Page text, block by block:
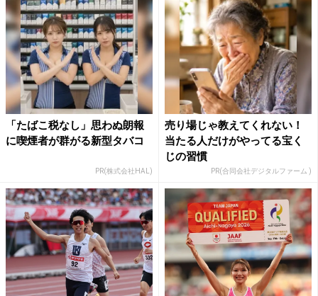
「たばこ税なし」思わぬ朗報
に喫煙者が群がる新型タバコ
PR(株式会社HAL)
売り場じゃ教えてくれない！
当たる人だけがやってる宝く
じの習慣
PR(合同会社デジタルファーム )